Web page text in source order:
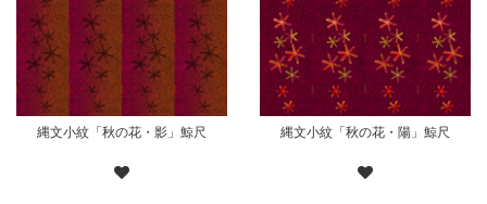
縄文小紋「秋の花・影」鯨尺 縄文小紋「秋の花・陽」鯨尺